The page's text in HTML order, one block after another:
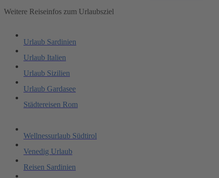
Weitere Reiseinfos zum Urlaubsziel
Urlaub Sardinien
Urlaub Italien
Urlaub Sizilien
Urlaub Gardasee
Städtereisen Rom
Wellnessurlaub Südtirol
Venedig Urlaub
Reisen Sardinien